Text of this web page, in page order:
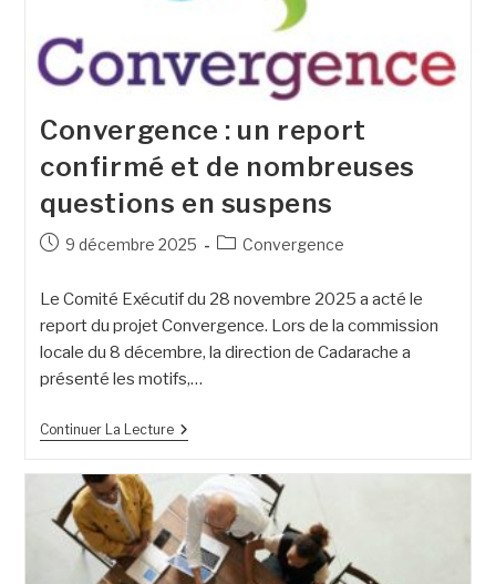
Convergence : un report
confirmé et de nombreuses
questions en suspens
9 décembre 2025 Convergence
Le Comité Exécutif du 28 novembre 2025 a acté le
report du projet Convergence. Lors de la commission
locale du 8 décembre, la direction de Cadarache a
présenté les motifs,…
Continuer La Lecture